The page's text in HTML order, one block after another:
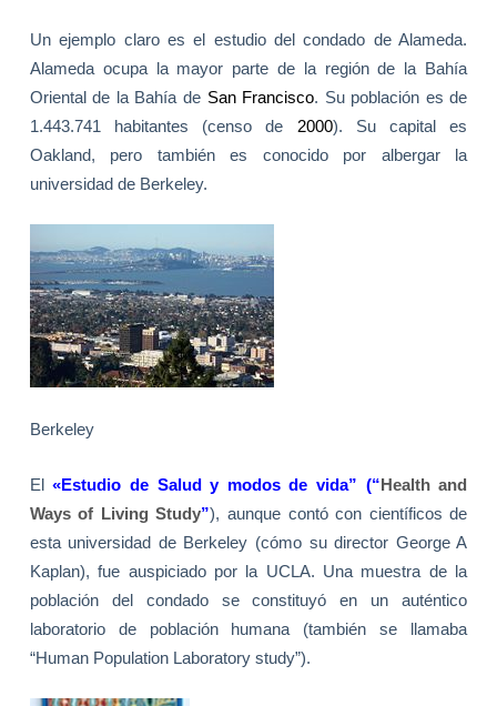
Un ejemplo claro es el estudio del condado de Alameda.
Alameda ocupa la mayor parte de la región de
la Bahía
Oriental de la Bahía de San Francisco. Su población es de
1.443.741 habitantes (censo de 2000). Su capital es
Oakland, pero también es conocido por albergar la
universidad de Berkeley.
Berkeley
El«Estudio de Salud y modos de vida” (“ Health and
Ways of Living Study”), aunque contó con científicos de
esta universidad de Berkeley (cómo su director George A
Kaplan), fue auspiciado por
la UCLA. Una muestra de la
población del
condado se constituyó en un auténtico
laboratorio de población humana (también se llamaba
“Human Population Laboratory study”).